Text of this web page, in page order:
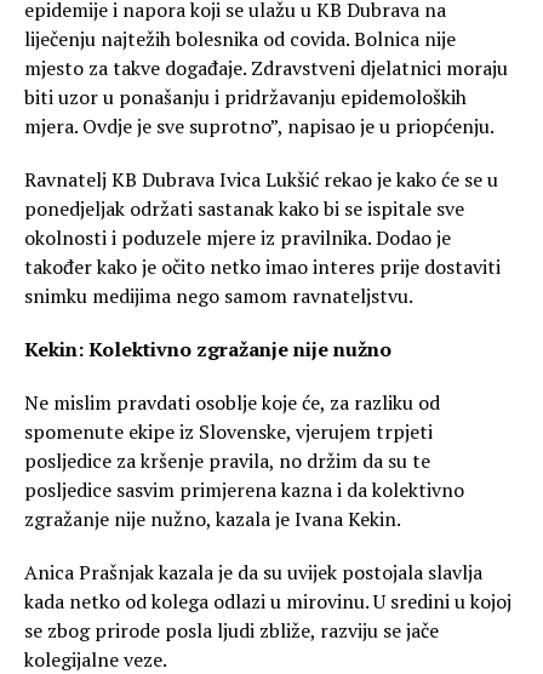
epidemije i napora koji se ulažu u KB Dubrava na
liječenju najtežih bolesnika od covida. Bolnica nije
mjesto za takve događaje. Zdravstveni djelatnici moraju
biti uzor u ponašanju i pridržavanju epidemoloških
mjera. Ovdje je sve suprotno”, napisao je u priopćenju.
Ravnatelj KB Dubrava Ivica Lukšić rekao je kako će se u
ponedjeljak održati sastanak kako bi se ispitale sve
okolnosti i poduzele mjere iz pravilnika. Dodao je
također kako je očito netko imao interes prije dostaviti
snimku medijima nego samom ravnateljstvu.
Kekin: Kolektivno zgražanje nije nužno
Ne mislim pravdati osoblje koje će, za razliku od
spomenute ekipe iz Slovenske, vjerujem trpjeti
posljedice za kršenje pravila, no držim da su te
posljedice sasvim primjerena kazna i da kolektivno
zgražanje nije nužno, kazala je Ivana Kekin.
Anica Prašnjak kazala je da su uvijek postojala slavlja
kada netko od kolega odlazi u mirovinu. U sredini u kojoj
se zbog prirode posla ljudi zbliže, razviju se jače
kolegijalne veze.